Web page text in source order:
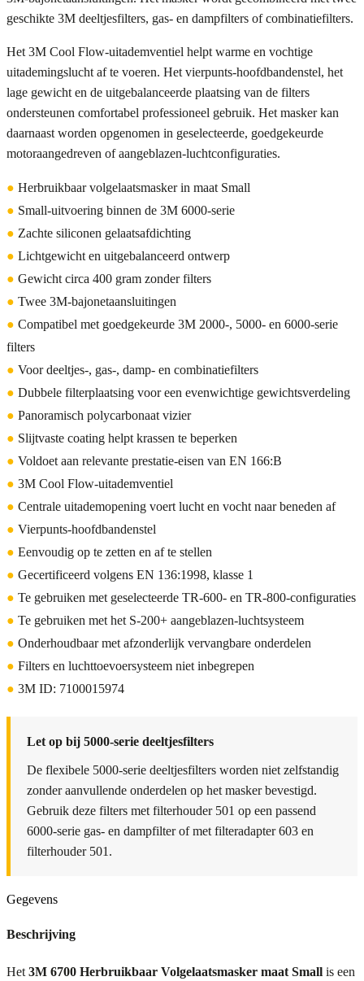
geschikte 3M deeltjesfilters, gas- en dampfilters of combinatiefilters.
Het 3M Cool Flow-uitademventiel helpt warme en vochtige
uitademingslucht af te voeren. Het vierpunts-hoofdbandenstel, het
lage gewicht en de uitgebalanceerde plaatsing van de filters
ondersteunen comfortabel professioneel gebruik. Het masker kan
daarnaast worden opgenomen in geselecteerde, goedgekeurde
motoraangedreven of aangeblazen-luchtconfiguraties.
● Herbruikbaar volgelaatsmasker in maat Small
● Small-uitvoering binnen de 3M 6000-serie
● Zachte siliconen gelaatsafdichting
● Lichtgewicht en uitgebalanceerd ontwerp
● Gewicht circa 400 gram zonder filters
● Twee 3M-bajonetaansluitingen
● Compatibel met goedgekeurde 3M 2000-, 5000- en 6000-serie
filters
● Voor deeltjes-, gas-, damp- en combinatiefilters
● Dubbele filterplaatsing voor een evenwichtige gewichtsverdeling
● Panoramisch polycarbonaat vizier
● Slijtvaste coating helpt krassen te beperken
● Voldoet aan relevante prestatie-eisen van EN 166:B
● 3M Cool Flow-uitademventiel
● Centrale uitademopening voert lucht en vocht naar beneden af
● Vierpunts-hoofdbandenstel
● Eenvoudig op te zetten en af te stellen
● Gecertificeerd volgens EN 136:1998, klasse 1
● Te gebruiken met geselecteerde TR-600- en TR-800-configuraties
● Te gebruiken met het S-200+ aangeblazen-luchtsysteem
● Onderhoudbaar met afzonderlijk vervangbare onderdelen
● Filters en luchttoevoersysteem niet inbegrepen
● 3M ID: 7100015974
Let op bij 5000-serie deeltjesfilters
De flexibele 5000-serie deeltjesfilters worden niet zelfstandig
zonder aanvullende onderdelen op het masker bevestigd.
Gebruik deze filters met filterhouder 501 op een passend
6000-serie gas- en dampfilter of met filteradapter 603 en
filterhouder 501.
Gegevens
Beschrijving
Het 3M 6700 Herbruikbaar Volgelaatsmasker maat Small is een